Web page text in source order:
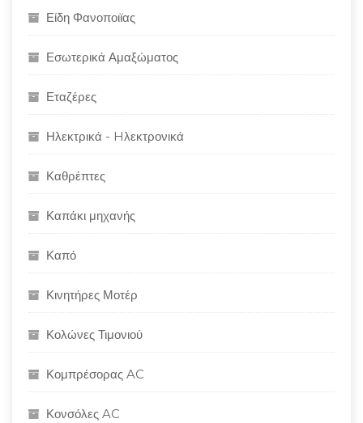
Είδη Φανοποιϊας
Εσωτερικά Αμαξώματος
Εταζέρες
Ηλεκτρικά - Hλεκτρονικά
Καθρέπτες
Καπάκι μηχανής
Καπό
Κινητήρες Μοτέρ
Κολώνες Τιμονιού
Κομπρέσορας AC
Κονσόλες AC